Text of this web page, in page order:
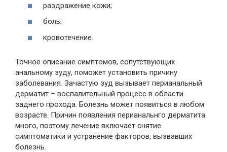
раздражение кожи;
боль;
кровотечение.
Точное описание симптомов, сопутствующих
анальному зуду, поможет установить причину
заболевания. Зачастую зуд вызывает перианальный
дерматит – воспалительный процесс в области
заднего прохода. Болезнь может появиться в любом
возрасте. Причин появления перианальнго дерматита
много, поэтому лечение включает снятие
симптоматики и устранение факторов, вызвавших
болезнь.